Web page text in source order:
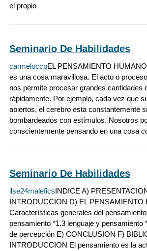
el propio
Seminario De Habilidades
carmeloccpEL PENSAMIENTO
es una cosa maravillosa. El acto o
nos permite procesar grandes cantidades
rápidamente. Por ejemplo, cada vez que
abiertos, el cerebro esta constantemente
bombardeados con estímulos. Nosotros
conscientemente pensando en una cosa
Seminario De Habilidades
ilse24maleficsINDICE A)
INTRODUCCION D) EL PENSAMIENTO
Características generales del
pensamiento *1.3 lenguaje y pensamiento
de percepción E) CONCLUSION F)
INTRODUCCION El pensamiento es la